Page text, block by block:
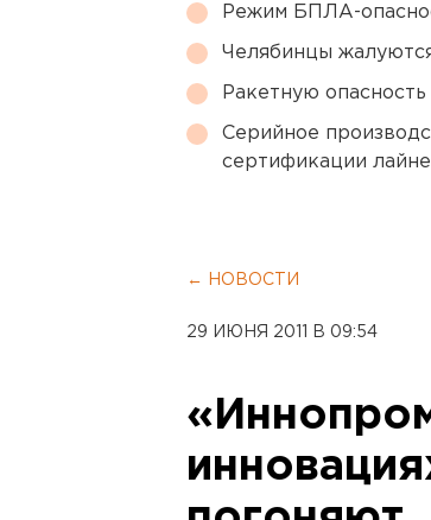
Режим БПЛА-
Челябинцы
Ракетную
Серийное
сертификации
← НОВОСТИ
29 ИЮНЯ 2011 В 09:54